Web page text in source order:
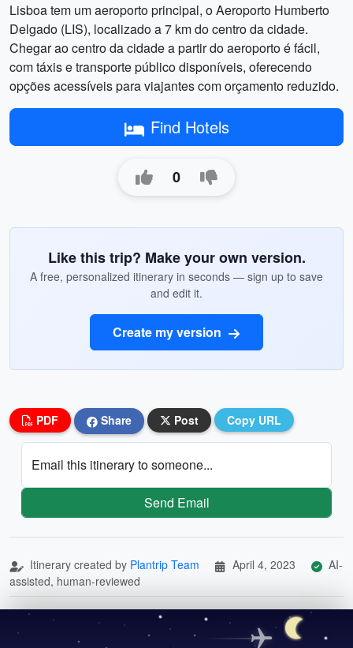
Lisboa tem um aeroporto principal, o Aeroporto Humberto
Delgado (LIS), localizado a 7 km do centro da cidade.
Chegar ao centro da cidade a partir do aeroporto é fácil,
com táxis e transporte público disponíveis, oferecendo
opções acessíveis para viajantes com orçamento reduzido.
Find Hotels
0
Like this trip? Make your own version.
A free, personalized itinerary in seconds — sign up to save
and edit it.
Create my version
PDF Share Post Copy URL
Email this itinerary to someone...
Send Email
Itinerary created by Plantrip Team April 4, 2023
AI-
assisted, human-reviewed